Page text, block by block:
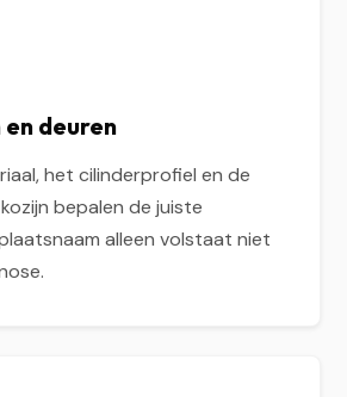
deuren
het cilinderprofiel en de
bepalen de juiste
alleen volstaat niet